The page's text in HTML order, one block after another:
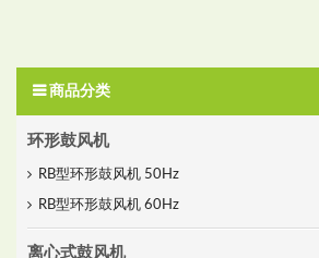
商品分类
环形鼓风机
RB型环形鼓风机 50Hz
RB型环形鼓风机 60Hz
离心式鼓风机